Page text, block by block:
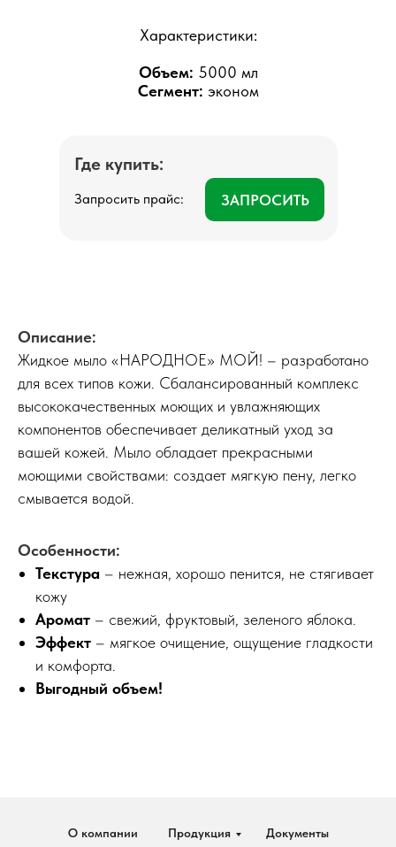
ЗАПРОСИТЬ
Где купить:
Запросить прайс:
Характеристики:
Объем: 5000 мл
Сегмент: эконом
Описание:
Жидкое мыло «НАРОДНОЕ» МОЙ! – разработано
для всех типов кожи. Сбалансированный комплекс
высококачественных моющих и увлажняющих
компонентов обеспечивает деликатный уход за
вашей кожей. Мыло обладает прекрасными
моющими свойствами: создает мягкую пену, легко
смывается водой.
Особенности:
Текстура – нежная, хорошо пенится, не стягивает
кожу
Аромат – свежий, фруктовый, зеленого яблока.
Эффект – мягкое очищение, ощущение гладкости
и комфорта.
Выгодный объем!
О компании Продукция Документы